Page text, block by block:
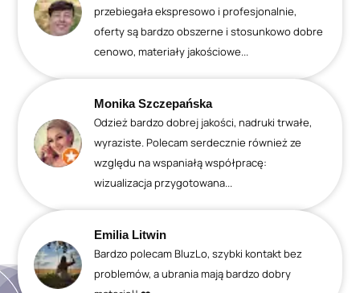
przebiegała ekspresowo i profesjonalnie,
oferty są bardzo obszerne i stosunkowo dobre
cenowo, materiały jakościowe...
Monika Szczepańska
Odzież bardzo dobrej jakości, nadruki trwałe,
wyraziste. Polecam serdecznie również ze
względu na wspaniałą współpracę:
wizualizacja przygotowana...
Emilia Litwin
Bardzo polecam BluzLo, szybki kontakt bez
problemów, a ubrania mają bardzo dobry